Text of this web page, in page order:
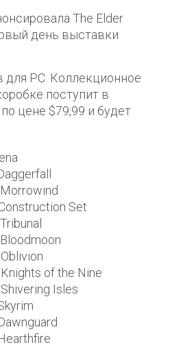
The Elder
день выставки
PC. Коллекционное
поступит в
цене $79,99 и будет
Set
of the Nine
Isles